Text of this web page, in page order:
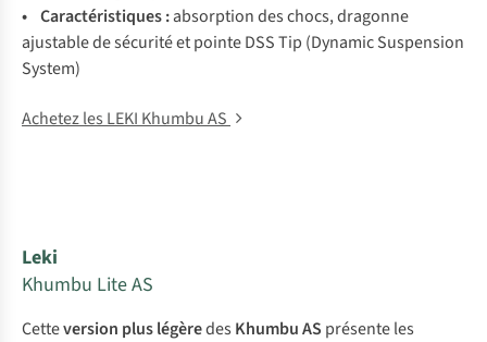
• Caractéristiques :absorption des chocs, dragonne
ajustable de sécurité et pointe DSS Tip (Dynamic Suspension
System)
Achetez les LEKI Khumbu AS
Leki
Khumbu Lite AS
Cetteversion plus légèredes Khumbu AS présente les